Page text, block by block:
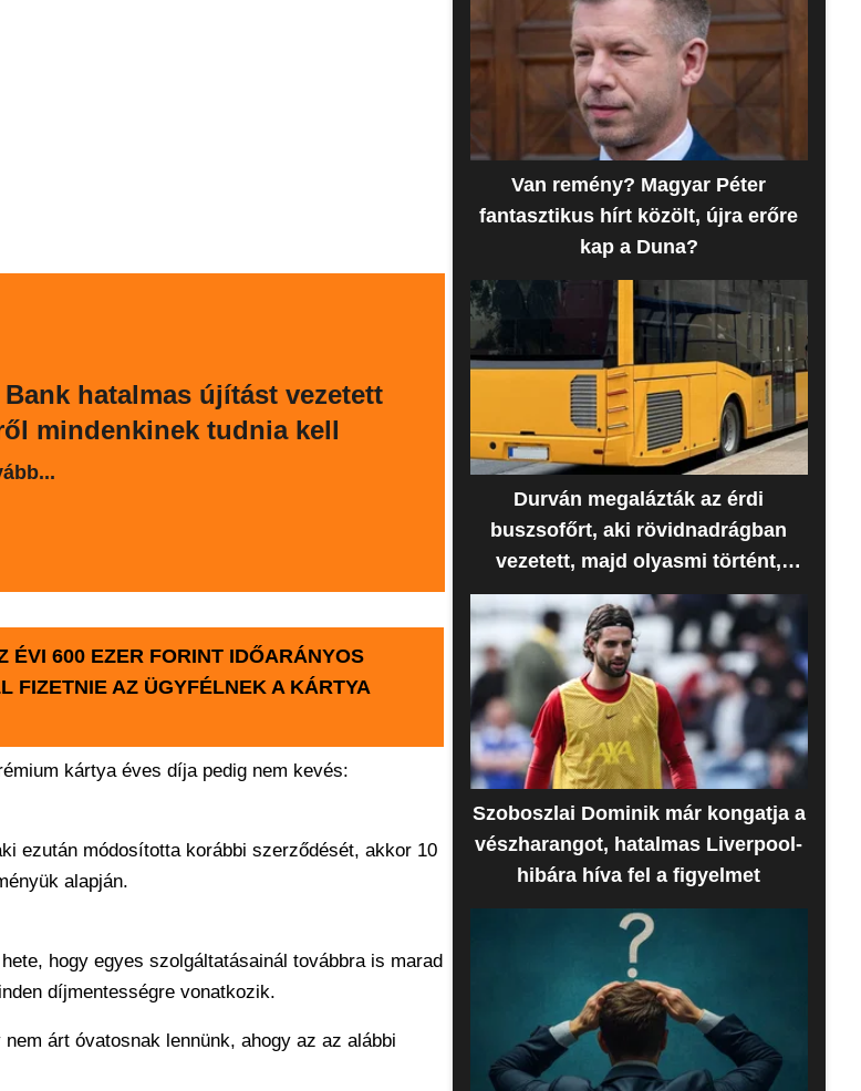
Bank hatalmas újítást vezetett
mindenkinek tudnia kell
600 EZER FORINT IDŐARÁNYOS
FIZETNIE AZ ÜGYFÉLNEK A KÁRTYA
kártya éves díja pedig nem kevés:
ezután módosította korábbi szerződését, akkor 10
alapján.
hogy egyes szolgáltatásainál továbbra is marad
díjmentességre vonatkozik.
árt óvatosnak lennünk, ahogy az az alábbi
Van remény? Magyar Péter
fantasztikus hírt közölt, újra erőre
kap a Duna?
Durván megalázták az érdi
buszsofőrt, aki rövidnadrágban
vezetett, majd olyasmi történt,
amire senki sem számított
Szoboszlai Dominik már kongatja a
vészharangot, hatalmas Liverpool-
hibára híva fel a figyelmet